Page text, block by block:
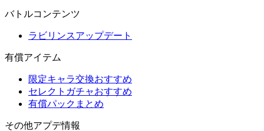
バトルコンテンツ
ラビリンスアップデート
有償アイテム
限定キャラ交換おすすめ
セレクトガチャおすすめ
有償パックまとめ
その他アプデ情報